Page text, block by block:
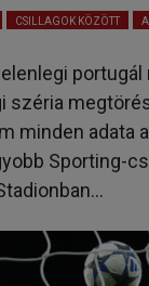
CSILLAGOK KÖZÖTT
széria
minden adata
Sporting-